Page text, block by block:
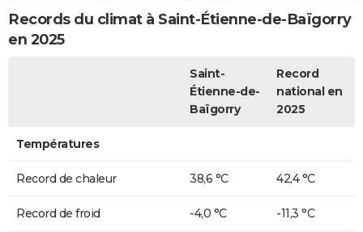
Records du climat à Saint-Étienne-de-Baïgorry
en 2025
Saint-
Étienne-de-
Baïgorry
Record
national en
2025
Températures
Record de chaleur 38,6 °C 42,4 °C
Record de froid -4,0 °C -11,3 °C